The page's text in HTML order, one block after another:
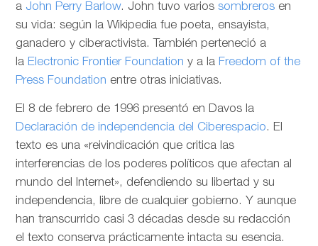
a John Perry Barlow. John tuvo variossombreros en
su vida: según la Wikipedia fue poeta, ensayista,
ganadero y ciberactivista. También perteneció a
la Electronic Frontier Foundation y a la Freedom of the
Press Foundation entre otras iniciativas.
El 8 de febrero de 1996 presentó en Davos la
Declaración de independencia del Ciberespacio. El
texto es una «reivindicación que critica las
interferencias de los poderes políticos que afectan al
mundo del Internet», defendiendo su libertad y su
independencia, libre de cualquier gobierno. Y aunque
han transcurrido casi 3 décadas desde su redacción
el texto conserva prácticamente intacta su esencia.